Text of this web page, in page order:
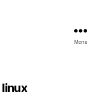
Menu
linux